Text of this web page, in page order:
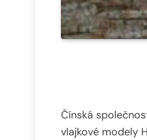
Čínská
vlajkové modely